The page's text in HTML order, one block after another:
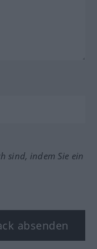
sind, indem Sie ein
absenden